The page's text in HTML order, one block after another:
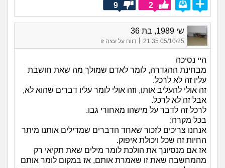
2
9
שי 1989, בת 36
05/10/25 21:35 דווח על עצה זו
היי נסיכה
מבחינת ההגדרה, לומר לאדם שמולך מה שאת חושבת
עליו זה לא לרכל.
זה אולי להעליב אותו, וזה אולי לומר עליו דברים שהוא לא,
אבל זה לא לרכל.
לרכל זה לדבר על מישהו מאחורי גבו.
בכל מקרה:
אנחנו צריכים לזכור שאחד הדברים שמדילים אותנו מיתר
החיות זה שכל ויכולת איפוק.
אז אם מנסיונך את הולכת לומר מילים שאת תקיאי רק
מהמחשבה שאת זו שאמרת אותם, אז במקום לומר אותם